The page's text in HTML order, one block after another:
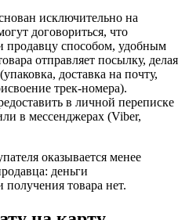
исключительно на
договориться, что
продавцу способом, удобным
отправляет посылку, делая
доставка на почту,
трек-номера).
в личной переписке
в мессенджерах (Viber,
оказывается менее
деньги
получения товара нет.